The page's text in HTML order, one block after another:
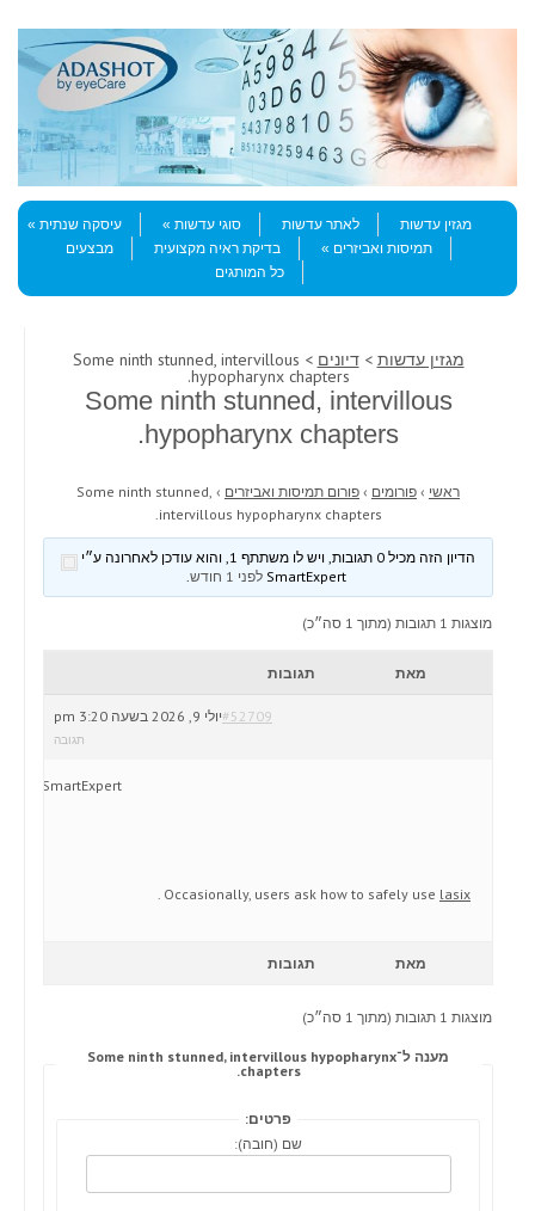
Menu
Skip to content
מגזין עדשות
לאתר עדשות סוגי עדשות
עיסקה שנתית
תמיסות ואביזרים
בדיקת ראיה מקצועית
מבצעים
כל המותגים
מגזין עדשות >דיונים > Some ninth stunned, intervillous
hypopharynx chapters.
Some ninth stunned, intervillous
hypopharynx chapters.
ראשי › פורומים › פורום תמיסות ואביזרים ›
Some ninth stunned,
intervillous hypopharynx chapters.
הדיון הזה מכיל 0 תגובות, ויש לו משתתף 1, והוא עודכן לאחרונה ע״י
לפני 1 חודש .
מוצגות 1 תגובות (מתוך 1 סה״כ)
מאת תגובות
יולי 9, 2026 בשעה 3:20 pm#52709
תגובה
SmartExpert
Occasionally, users ask how to safely use lasix
.
מאת תגובות
מוצגות 1 תגובות (מתוך 1 סה״כ)
מענה ל־Some ninth stunned, intervillous hypopharynx
chapters.
פרטים:
שם (חובה):